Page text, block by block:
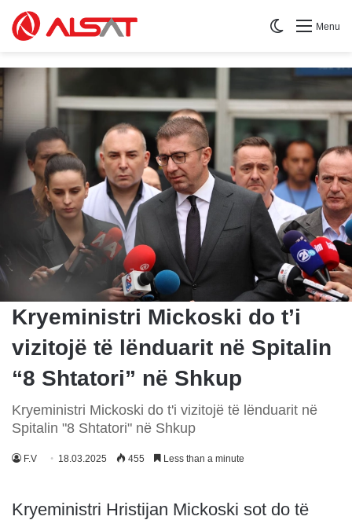
Menu
Switch skin
Kryeministri Mickoski do t’i
vizitojë të lënduarit në Spitalin
“8 Shtatori” në Shkup
Kryeministri Mickoski do t'i vizitojë të lënduarit në
Spitalin "8 Shtatori" në Shkup
F.V 18.03.2025 455 Less than a minute
Kryeministri Hristijan Mickoski sot do të